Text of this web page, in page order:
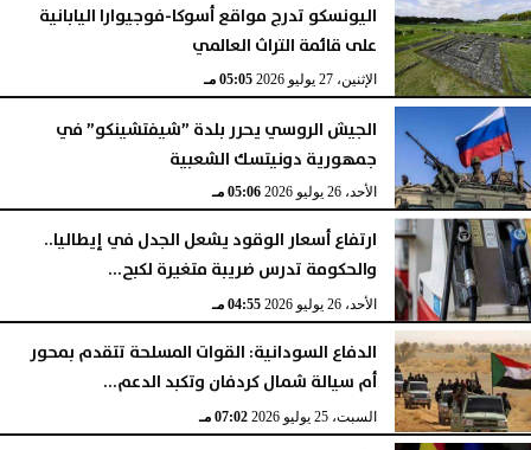
اليونسكو تدرج مواقع أسوكا-فوجيوارا اليابانية
على قائمة التراث العالمي
الإثنين، 27 يوليو 2026 05:05 مـ
الجيش الروسي يحرر بلدة ”شيفتشينكو” في
جمهورية دونيتسك الشعبية
الأحد، 26 يوليو 2026 05:06 مـ
ارتفاع أسعار الوقود يشعل الجدل في إيطاليا..
والحكومة تدرس ضريبة متغيرة لكبح...
الأحد، 26 يوليو 2026 04:55 مـ
الدفاع السودانية: القوات المسلحة تتقدم بمحور
أم سيالة شمال كردفان وتكبد الدعم...
السبت، 25 يوليو 2026 07:02 مـ